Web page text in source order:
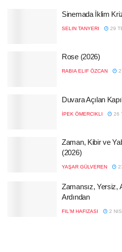
Sinemada İklim
SELIN TANYERI 29
Rose (2026)
RABIA ELIF ÖZCAN
Duvara Açılan
İPEK ÖMERCIKLI 26
Zaman, Kibir ve
(2026)
YAŞAR GÜLVEREN
Zamansız, Yersiz,
Ardından
FIL'M HAFIZASI 2